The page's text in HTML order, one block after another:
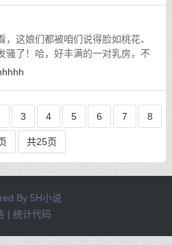
这娘们都被咱们说得脸如桃花、
骚了！哈，好丰满的一对乳房，不
]
3 4 5 6 7 8
共25页
By 5H小说
| 统计代码